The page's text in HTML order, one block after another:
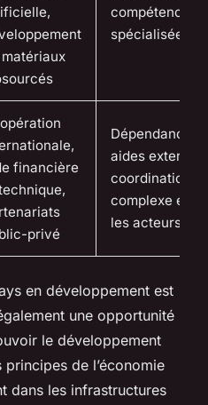
compétences
spécialisées
financière
privé
Dépendance
aides externes,
coordination
complexe
les acteurs
en développement est
une opportunité
le développement
de l’économie
dans les infrastructures